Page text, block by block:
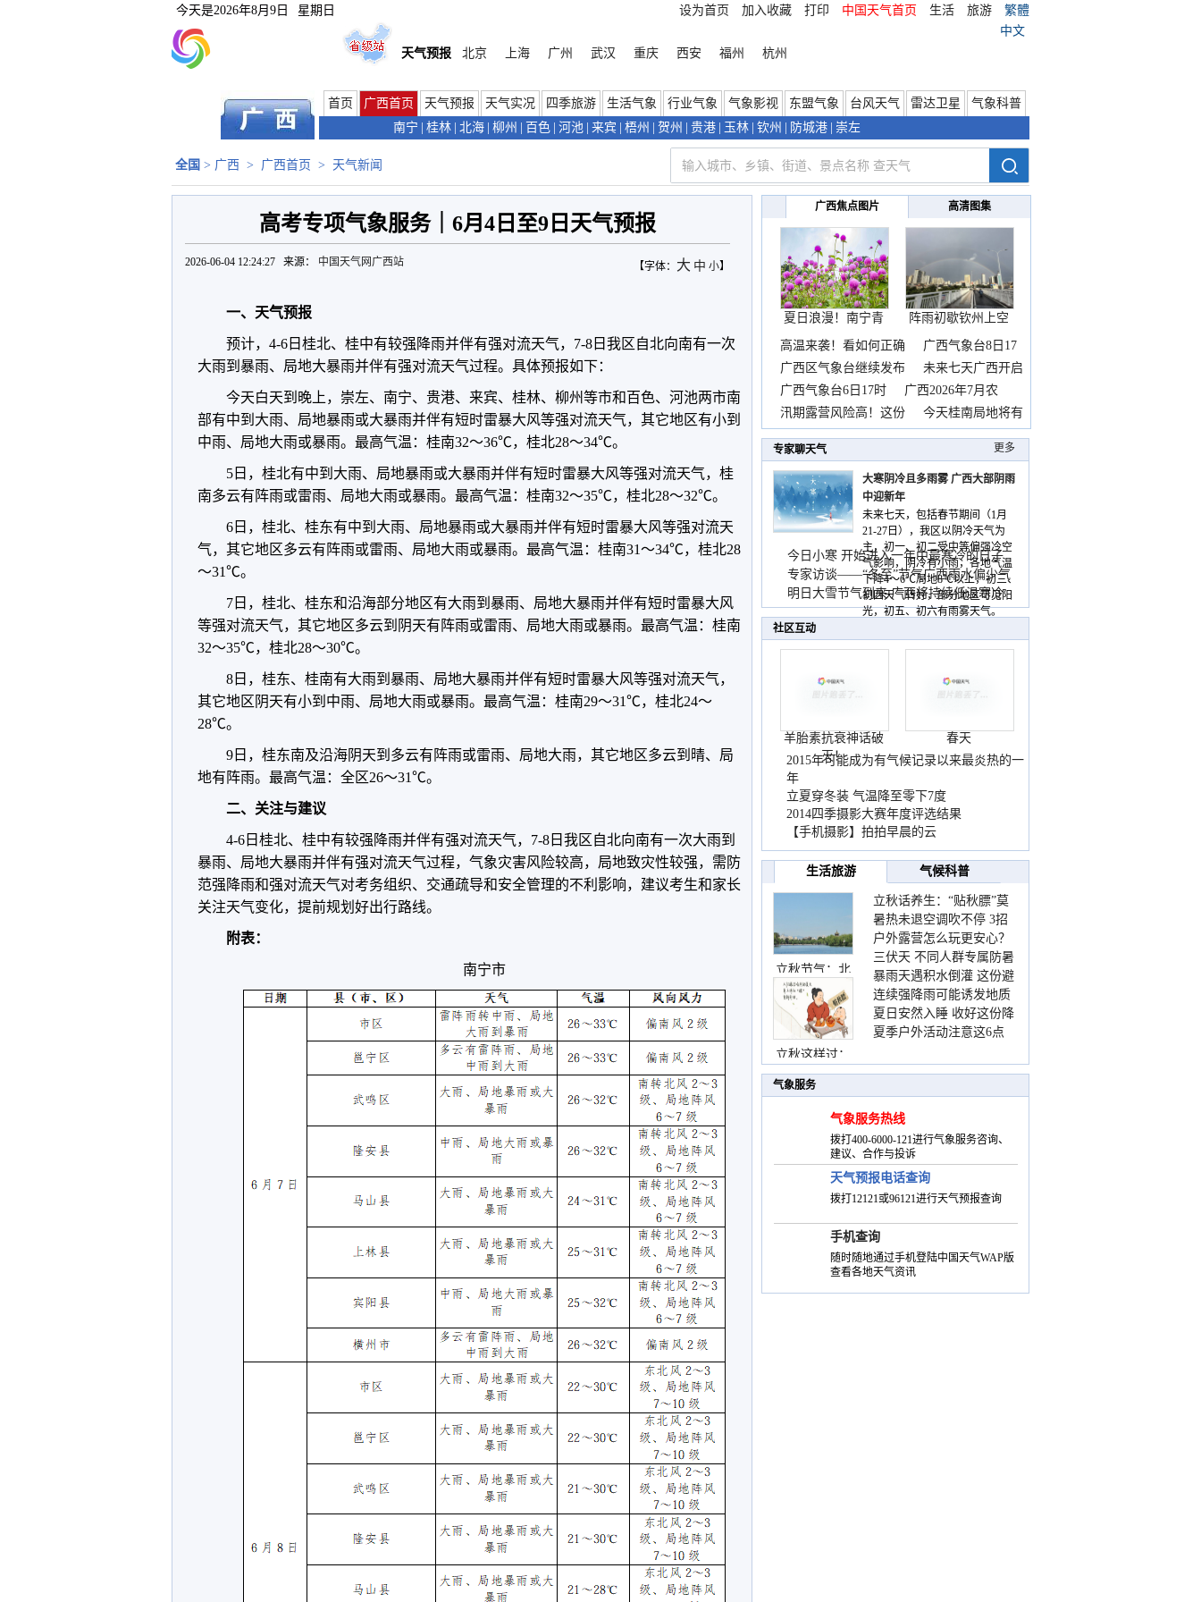
今天是2026年8月9日 星期日 设为首页 加入收藏 打印 中国天气首页 生活 旅游
繁體
中文
天气预报
北京 上海 广州 武汉 重庆 西安 福州 杭州
首页 广西首页 天气预报 天气实况 四季旅游 生活气象 行业气象 气象影视 东盟气象 台风天气 雷达卫星
气象科普
南宁
桂林 北海 柳州 百色 河池 来宾 梧州 贺州 贵港 玉林 钦州 防城港 崇左
全国 > 广西 > 广西首页 > 天气新闻
高考专项气象服务｜6月4日至9日天气预报
【字体： 大 中 小】
2026-06-04 12:24:27 来源： 中国天气网广西站
一、天气预报
预计，4-6日桂北、桂中有较强降雨并伴有强对流天气，7-8日我区自北向南有一次
大雨到暴雨、局地大暴雨并伴有强对流天气过程。具体预报如下：
今天白天到晚上，崇左、南宁、贵港、来宾、桂林、柳州等市和百色、河池两市南
部有中到大雨、局地暴雨或大暴雨并伴有短时雷暴大风等强对流天气，其它地区有小到
中雨、局地大雨或暴雨。最高气温：桂南32～36℃，桂北28～34℃。
5日，桂北有中到大雨、局地暴雨或大暴雨并伴有短时雷暴大风等强对流天气，桂
南多云有阵雨或雷雨、局地大雨或暴雨。最高气温：桂南32～35℃，桂北28～32℃。
6日，桂北、桂东有中到大雨、局地暴雨或大暴雨并伴有短时雷暴大风等强对流天
气，其它地区多云有阵雨或雷雨、局地大雨或暴雨。最高气温：桂南31～34℃，桂北28
～31℃。
7日，桂北、桂东和沿海部分地区有大雨到暴雨、局地大暴雨并伴有短时雷暴大风
等强对流天气，其它地区多云到阴天有阵雨或雷雨、局地大雨或暴雨。最高气温：桂南
32～35℃，桂北28～30℃。
8日，桂东、桂南有大雨到暴雨、局地大暴雨并伴有短时雷暴大风等强对流天气，
其它地区阴天有小到中雨、局地大雨或暴雨。最高气温：桂南29～31℃，桂北24～
28℃。
9日，桂东南及沿海阴天到多云有阵雨或雷雨、局地大雨，其它地区多云到晴、局
地有阵雨。最高气温：全区26～31℃。
二、关注与建议
4-6日桂北、桂中有较强降雨并伴有强对流天气，7-8日我区自北向南有一次大雨到
暴雨、局地大暴雨并伴有强对流天气过程，气象灾害风险较高，局地致灾性较强，需防
范强降雨和强对流天气对考务组织、交通疏导和安全管理的不利影响，建议考生和家长
关注天气变化，提前规划好出行路线。
附表：
南宁市
广西焦点图片 高清图集
夏日浪漫！南宁青
秀山
阵雨初歇钦州上空
邂逅
高温来袭！看如何正确
广西气象台8日17
时
广西区气象台继续发布
未来七天广西开启
晴热
广西气象台6日17时
广西2026年7月农
汛期露营风险高！这份
今天桂南局地将有
暴雨
专家聊天气 更多
大寒阴冷且多雨雾 广西大部阴雨
中迎新年
未来七天，包括春节期间（1月
21-27日），我区以阴冷天气为
主，初一、初二受中等偏强冷空
气影响，阴冷有小雨，各地气温
下降4～6℃局地8℃以上，初三、
初四天气转好，部分地区可见阳
光，初五、初六有雨雾天气。
今日小寒 开始进入一年中最寒冷的日子
专家访谈——“冬至”节气广西雨水偏少气
温低
明日大雪节气到来 广西将持续低温寒冷
天气
社区互动
羊胎素抗衰神话破
灭！
春天
2015年可能成为有气候记录以来最炎热的一
年
立夏穿冬装 气温降至零下7度
2014四季摄影大赛年度评选结果
【手机摄影】拍拍早晨的云
生活旅游 气候科普
立秋节气：北
立秋这样过：
立秋话养生：“贴秋膘”莫
着急 先清暑再防燥
暑热未退空调吹不停 3招
护住肩颈不酸痛
户外露营怎么玩更安心？
这份攻略请收好
三伏天 不同人群专属防暑
要点请收好
暴雨天遇积水倒灌 这份避
险提示请收好
连续强降雨可能诱发地质
灾害 这些前兆要知道
夏日安然入睡 收好这份降
温小贴士
夏季户外活动注意这6点
气象服务
气象服务热线
拨打400-6000-121进行气象服务咨询、
建议、合作与投诉
天气预报电话查询
拨打12121或96121进行天气预报查询
手机查询
随时随地通过手机登陆中国天气WAP版
查看各地天气资讯